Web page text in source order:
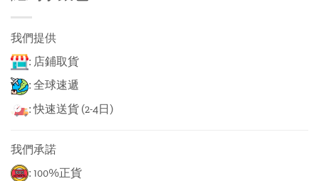
我們提供
: 店鋪取貨
: 全球速遞
: 快速送貨 (2-4日)
我們承諾
: 100%正貨